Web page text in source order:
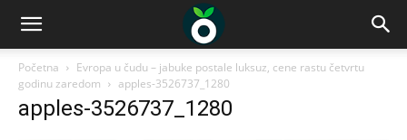
Početna
Evropa u čudu – jabuke postale luksuz, cene rastu četvrtu
godinu zaredom
apples-3526737_1280
apples-3526737_1280